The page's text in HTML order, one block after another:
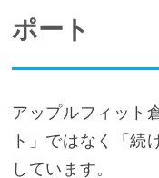
ポート
アップルフィット
ト」ではなく「続
しています。